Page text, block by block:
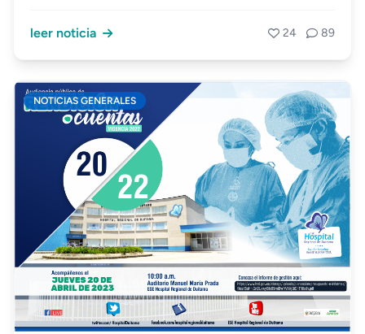
leer noticia 24 89
NOTICIAS GENERALES